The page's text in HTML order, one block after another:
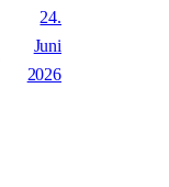
24.
Juni
2026